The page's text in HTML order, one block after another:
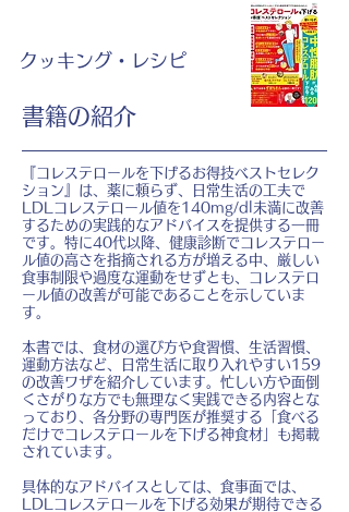
クッキング・レシピ
書籍の紹介
『コレステロールを下げるお得技ベストセレク
ション』は、薬に頼らず、日常生活の工夫で
LDLコレステロール値を140mg/dl未満に改善
するための実践的なアドバイスを提供する一冊
です。特に40代以降、健康診断でコレステロー
ル値の高さを指摘される方が増える中、厳しい
食事制限や過度な運動をせずとも、コレステロ
ール値の改善が可能であることを示していま
す。
本書では、食材の選び方や食習慣、生活習慣、
運動方法など、日常生活に取り入れやすい159
の改善ワザを紹介しています。忙しい方や面倒
くさがりな方でも無理なく実践できる内容とな
っており、各分野の専門医が推奨する「食べる
だけでコレステロールを下げる神食材」も掲載
されています。
具体的なアドバイスとしては、食事面では、
LDLコレステロールを下げる効果が期待できる